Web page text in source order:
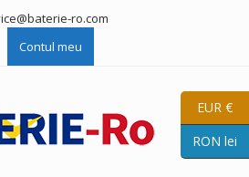
ro.com
Contul meu
EUR €
RON lei